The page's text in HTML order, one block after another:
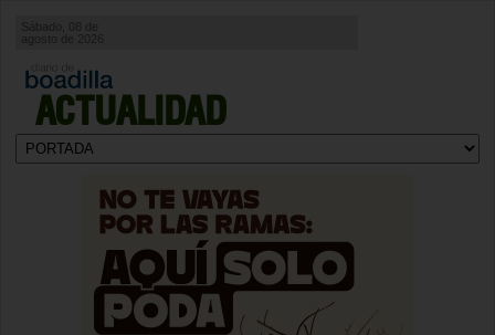
ACTUALIDAD
Sábado, 08 de
agosto de 2026